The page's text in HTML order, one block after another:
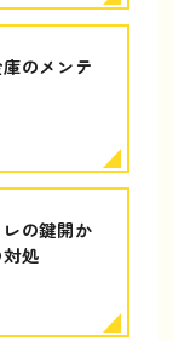
のメンテ
の鍵開か
処